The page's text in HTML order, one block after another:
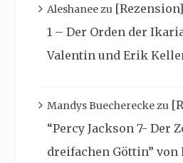
Aleshaneezu
1 – Der Orden der
Valentin und Erik
Mandys Buechereckezu
“Percy Jackson 7- Der
dreifachen Göttin” von